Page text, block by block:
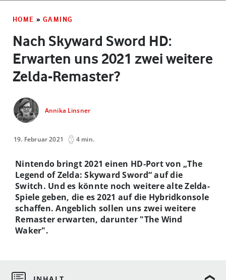
HOME » GAMING
Nach Skyward Sword HD:
Erwarten uns 2021 zwei weitere
Zelda-Remaster?
Annika Linsner
19. Februar 2021 4 min.
Nintendo bringt 2021 einen HD-Port von „The
Legend of Zelda: Skyward Sword“ auf die
Switch. Und es könnte noch weitere alte Zelda-
Spiele geben, die es 2021 auf die Hybridkonsole
schaffen. Angeblich sollen uns zwei weitere
Remaster erwarten, darunter "The Wind
Waker".